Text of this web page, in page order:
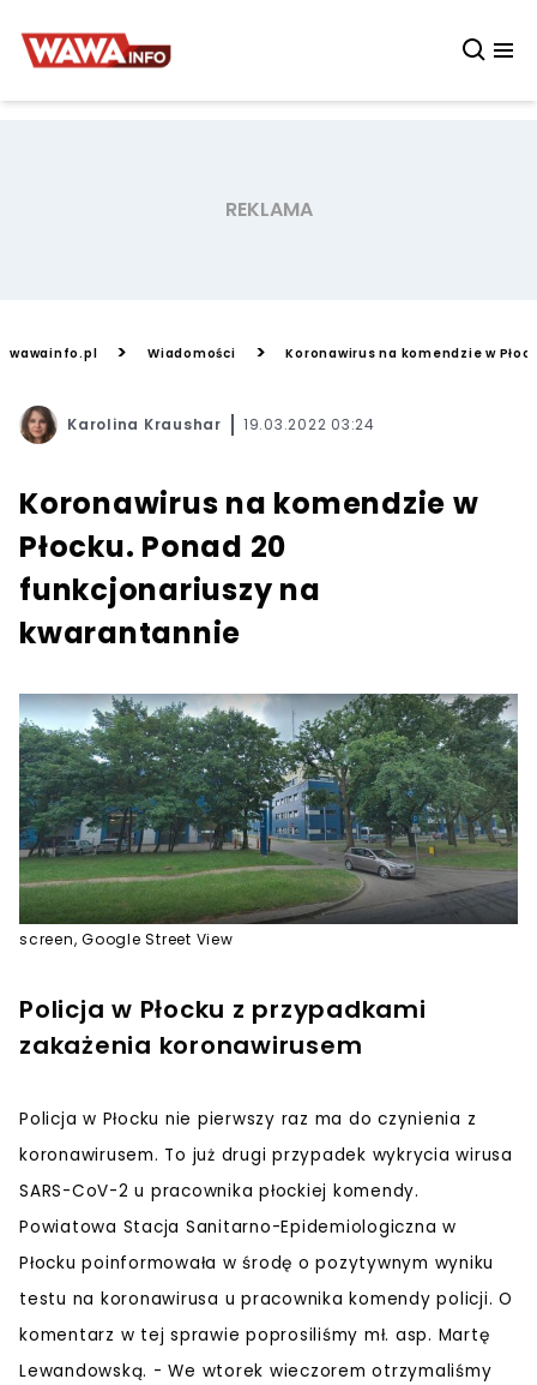
wawainfo.pl > Wiadomości > Koronawirus na komendzie w
Karolina Kraushar 19.03.2022 03:24
Koronawirus na komendzie w
Płocku. Ponad 20
funkcjonariuszy na
kwarantannie
screen, Google Street View
Policja w Płocku z przypadkami
zakażenia koronawirusem
Policja w Płocku nie pierwszy raz ma do czynienia z
koronawirusem. To już drugi przypadek wykrycia wirusa
SARS-CoV-2 u pracownika płockiej komendy.
Powiatowa Stacja Sanitarno-Epidemiologiczna w
Płocku poinformowała w środę o pozytywnym wyniku
testu na koronawirusa u pracownika komendy policji. O
komentarz w tej sprawie poprosiliśmy mł. asp. Martę
Lewandowską. - We wtorek wieczorem otrzymaliśmy